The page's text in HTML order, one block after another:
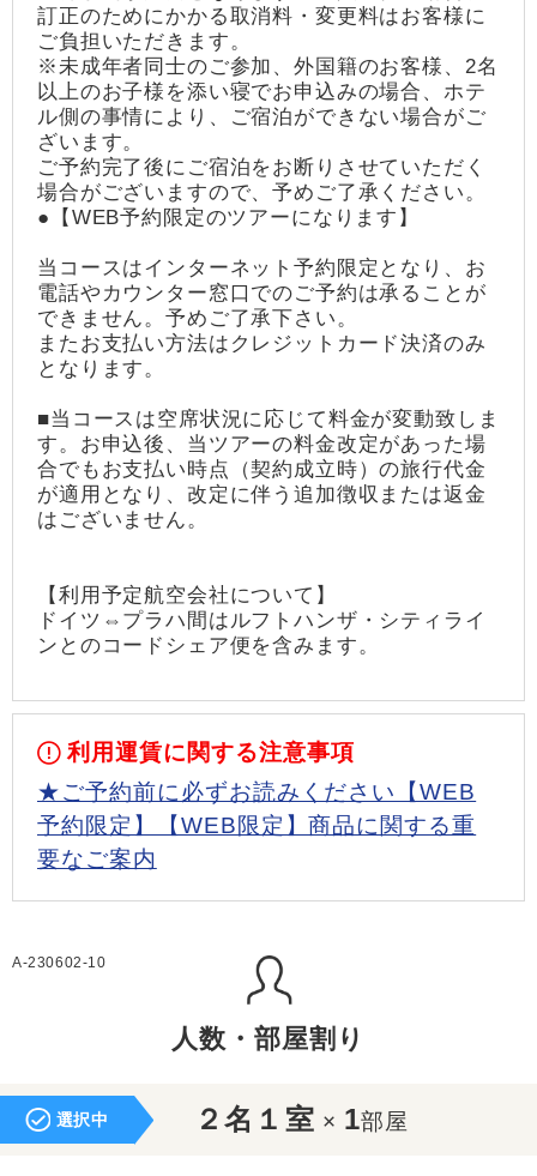
訂正のためにかかる取消料・変更料はお客様に
ご負担いただきます。
※未成年者同士のご参加、外国籍のお客様、2名
以上のお子様を添い寝でお申込みの場合、ホテ
ル側の事情により、ご宿泊ができない場合がご
ざいます。
ご予約完了後にご宿泊をお断りさせていただく
場合がございますので、予めご了承ください。
●【WEB予約限定のツアーになります】
当コースはインターネット予約限定となり、お
電話やカウンター窓口でのご予約は承ることが
できません。予めご了承下さい。
またお支払い方法はクレジットカード決済のみ
となります。
■当コースは空席状況に応じて料金が変動致しま
す。お申込後、当ツアーの料金改定があった場
合でもお支払い時点（契約成立時）の旅行代金
が適用となり、改定に伴う追加徴収または返金
はございません。
【利用予定航空会社について】
ドイツ⇔プラハ間はルフトハンザ・シティライ
ンとのコードシェア便を含みます。
利用運賃に関する注意事項
★ご予約前に必ずお読みください【WEB
予約限定】【WEB限定】商品に関する重
要なご案内
A-230602-10
人数・部屋割り
選択中 ２名１室 × 1部屋